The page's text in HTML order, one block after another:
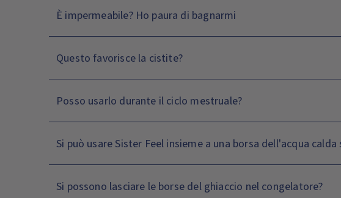
È impermeabile? Ho paura di bagnarmi
Questo favorisce la cistite?
Posso usarlo durante il ciclo mestruale?
Si può usare Sister Feel insieme a una borsa dell'acqua calda
Si possono lasciare le borse del ghiaccio nel congelatore?